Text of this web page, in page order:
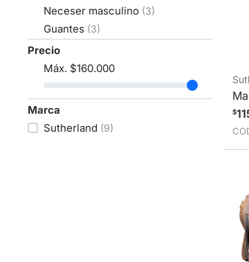
Neceser masculino (3)
Guantes (3)
Precio
Máx. $160.000
Marca
Sutherland (9)
$